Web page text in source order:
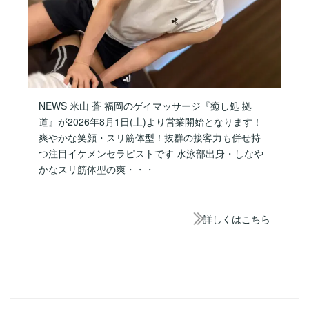
NEWS 米山 蒼 福岡のゲイマッサージ『癒し処 拠
道』が2026年8月1日(土)より営業開始となります！
爽やかな笑顔・スリ筋体型！抜群の接客力も併せ持
つ注目イケメンセラピストです 水泳部出身・しなや
かなスリ筋体型の爽・・・
詳しくはこちら